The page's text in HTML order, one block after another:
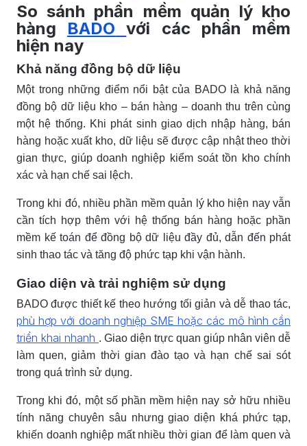
So sánh phần mềm quản lý kho
hàng BADO
với các phần mềm
hiện nay
Khả năng đồng bộ dữ liệu
Một trong những điểm nổi bật của BADO là khả năng
đồng bộ dữ liệu kho – bán hàng – doanh thu trên cùng
một hệ thống. Khi phát sinh giao dịch nhập hàng, bán
hàng hoặc xuất kho, dữ liệu sẽ được cập nhật theo thời
gian thực, giúp doanh nghiệp kiểm soát tồn kho chính
xác và hạn chế sai lệch.
Trong khi đó, nhiều phần mềm quản lý kho hiện nay vẫn
cần tích hợp thêm với hệ thống bán hàng hoặc phần
mềm kế toán để đồng bộ dữ liệu đầy đủ, dẫn đến phát
sinh thao tác và tăng độ phức tạp khi vận hành.
Giao diện và trải nghiệm sử dụng
BADO được thiết kế theo hướng tối giản và dễ thao tác,
phù hợp với doanh nghiệp SME hoặc các mô hình cần
triển khai nhanh . Giao diện trực quan giúp nhân viên dễ
làm quen, giảm thời gian đào tạo và hạn chế sai sót
trong quá trình sử dụng.
Trong khi đó, một số phần mềm hiện nay sở hữu nhiều
tính năng chuyên sâu nhưng giao diện khá phức tạp,
khiến doanh nghiệp mất nhiều thời gian để làm quen và